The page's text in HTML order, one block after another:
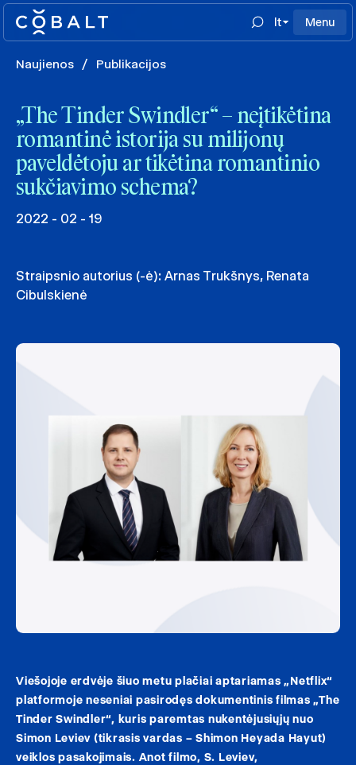
lt Menu
Naujienos / Publikacijos
„The Tinder Swindler“ – neįtikėtina
romantinė istorija su milijonų
paveldėtoju ar tikėtina romantinio
sukčiavimo schema?
2022 - 02 - 19
Straipsnio autorius (-ė): Arnas Trukšnys, Renata
Cibulskienė
Viešojoje erdvėje šiuo metu plačiai aptariamas „Netflix“
platformoje neseniai pasirodęs dokumentinis filmas „The
Tinder Swindler“, kuris paremtas nukentėjusiųjų nuo
Simon Leviev (tikrasis vardas – Shimon Heyada Hayut)
veiklos pasakojimais. Anot filmo, S. Leviev,